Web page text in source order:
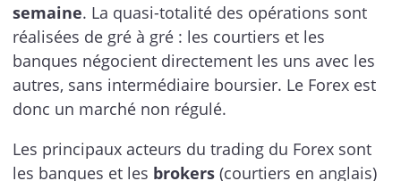
semaine. La quasi-totalité des opérations sont
réalisées de gré à gré : les courtiers et les
banques négocient directement les uns avec les
autres, sans intermédiaire boursier. Le Forex est
donc un marché non régulé.
Les principaux acteurs du trading du Forex sont
les banques et les brokers (courtiers en anglais)